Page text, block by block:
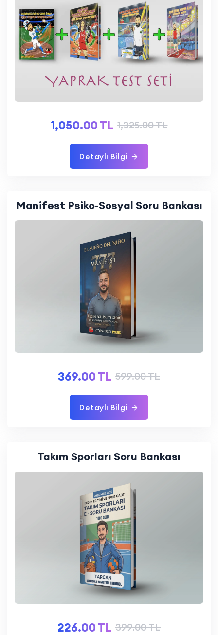
1,050.00 TL 1,325.00 TL
Detaylı Bilgi
Manifest Psiko-Sosyal Soru Bankası
369.00 TL 599.00 TL
Detaylı Bilgi
Takım Sporları Soru Bankası
226.00 TL 399.00 TL